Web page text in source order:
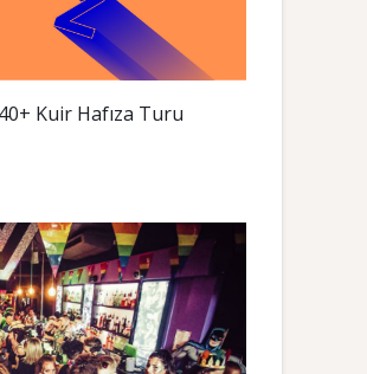
Kuir Hafıza Turu